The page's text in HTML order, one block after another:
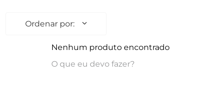
Nenhum produto encontrado
O que eu devo fazer?